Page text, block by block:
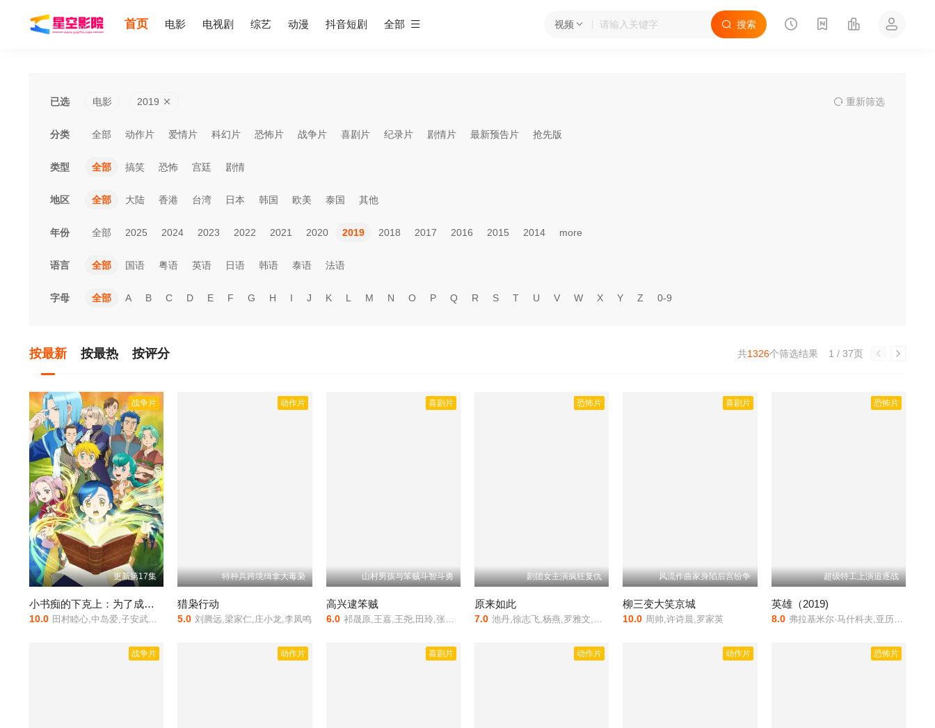
视频 搜索
首页 电影 电视剧 综艺 动漫 抖音短剧 全部
已选 电影 2019 重新筛选
分类 全部 动作片 爱情片 科幻片 恐怖片 战争片 喜剧片 纪录片 剧情片 最新预告片 抢先版
类型 全部 搞笑 恐怖 宫廷 剧情
地区 全部 大陆 香港 台湾 日本 韩国 欧美 泰国 其他
年份 全部 2025 2024 2023 2022 2021 2020 2019 2018 2017 2016 2015 2014 more
语言 全部 国语 粤语 英语 日语 韩语 泰语 法语
字母 全部 A B C D E F G H I J K L M N O P Q R S T U V W X Y Z 0-9
按最新 按最热 按评分 1 / 37页
共1326个筛选结果
战争片
更新第17集
小书痴的下克上：为了成为图书管理员不择手段！第四季
10.0 田村睦心,中岛爱,子安武人,生天目仁美,井口裕香,前野智昭,折笠富美子,小山刚志,日野聪,中博史,内田彩,速水奖
动作片
特种兵跨境缉拿大毒枭
猎枭行动
5.0 刘腾远,梁家仁,庄小龙,李凤鸣
喜剧片
山村男孩与笨贼斗智斗勇
高兴逮笨贼
6.0 祁晟原,王嘉,王尧,田玲,张明健
恐怖片
剧团女主演疯狂复仇
原来如此
7.0 池丹,徐志飞,杨燕,罗雅文,董燕伟
喜剧片
风流作曲家身陷后宫纷争
柳三变大笑京城
10.0 周帅,许诗晨,罗家英
恐怖片
超级特工上演追逐战
英雄（2019)
8.0 弗拉基米尔·马什科夫,亚历山大·佩特罗夫,赛佛兰娜·科契柯娃,康斯坦丁·拉夫罗年科
战争片 动作片 喜剧片 动作片 动作片 恐怖片